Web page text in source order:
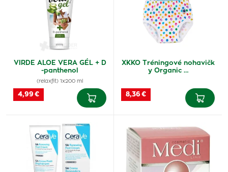
VIRDE ALOE VERA GÉL + D
-panthenol
(relaxfit) 1x200 ml
4,99 €
XKKO Tréningové nohavičk
y Organic …
8,36 €